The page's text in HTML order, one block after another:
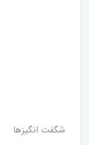
شگفت انگيزها